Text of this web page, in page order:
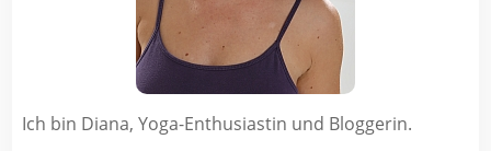
Ich bin Diana, Yoga-Enthusiastin und Bloggerin.